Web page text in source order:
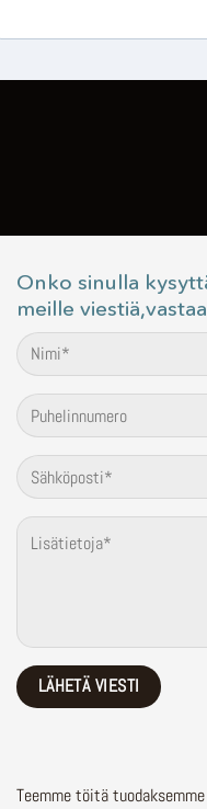
Onko sinulla
meille
Teemme töitä